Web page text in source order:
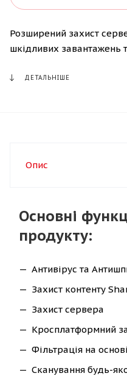
Розширений захист
шкідливих завантажень
ДЕТАЛЬНІШЕ
Опис
Основні
продукту:
Антивірус та
Захист контенту
Захист сервера
Кросплатформний
Фільтрація на
Сканування будь-